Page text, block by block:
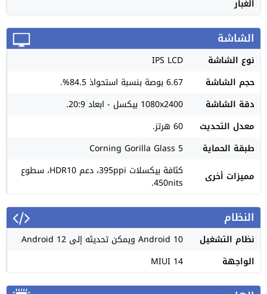
الغبار
الشاشة
نوع الشاشة
IPS LCD
حجم الشاشة
6.67 بوصة بنسبة استحواذ 84.5%.
دقة الشاشة
1080x2400 بيكسل - ابعاد 20:9.
معدل التحديث
60 هرتز.
طبقة الحماية
Corning Gorilla Glass 5
مميزات أخرى
كثافة بيكسلات 395ppi، دعم HDR10، سطوع
450nits.
النظام
نظام التشغيل
Android 10 ويمكن تحديثه إلى Android 12
الواجهة
MIUI 14